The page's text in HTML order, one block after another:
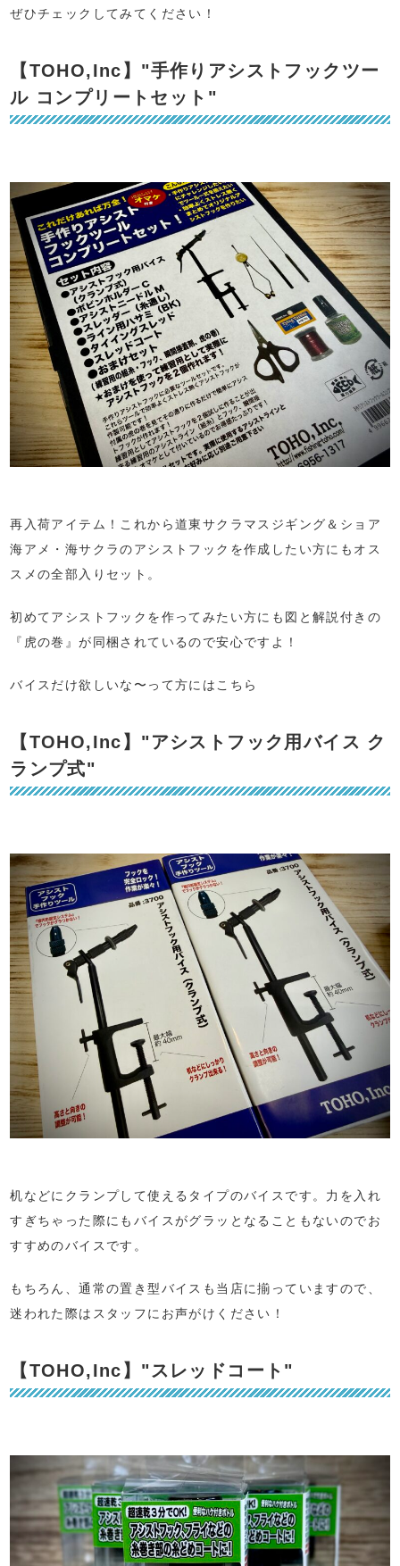
ぜひチェックしてみてください！
【TOHO,Inc】"手作りアシストフックツー
ル コンプリートセット"
再入荷アイテム！これから道東サクラマスジギング＆ショア
海アメ・海サクラのアシストフックを作成したい方にもオス
スメの全部入りセット。
初めてアシストフックを作ってみたい方にも図と解説付きの
『虎の巻』が同梱されているので安心ですよ！
バイスだけ欲しいな〜って方にはこちら
【TOHO,Inc】"アシストフック用バイス ク
ランプ式"
机などにクランプして使えるタイプのバイスです。力を入れ
すぎちゃった際にもバイスがグラッとなることもないのでお
すすめのバイスです。
もちろん、通常の置き型バイスも当店に揃っていますので、
迷われた際はスタッフにお声がけください！
【TOHO,Inc】"スレッドコート"